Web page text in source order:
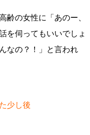
齢の女性に「あのー、
を伺ってもいいでしょ
なの？！」と言われ
少し後